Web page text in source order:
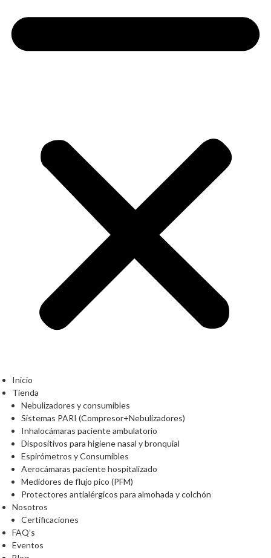
Inicio
Tienda
Nebulizadores y consumibles
Sistemas PARI (Compresor+Nebulizadores)
Inhalocámaras paciente ambulatorio
Dispositivos para higiene nasal y bronquial
Espirómetros y Consumibles
Aerocámaras paciente hospitalizado
Medidores de flujo pico (PFM)
Protectores antialérgicos para almohada y colchón
Nosotros
Certificaciones
FAQ’s
Eventos